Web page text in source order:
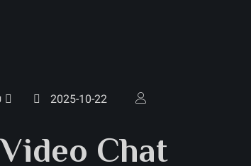
2025-10-22
Chat